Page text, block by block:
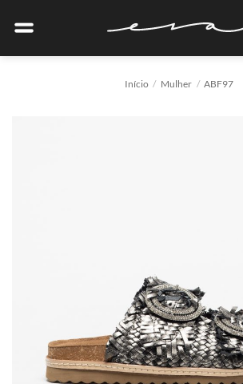
Início / Mulher / ABF97